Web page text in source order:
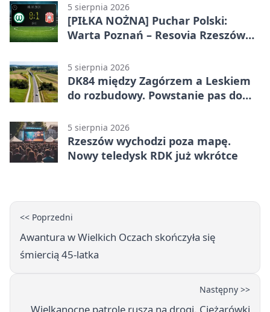
5 sierpnia 2026
[PIŁKA NOŻNA] Puchar Polski:
Warta Poznań – Resovia Rzeszów
pierwszoligowca
5 sierpnia 2026
DK84 między Zagórzem a Leskiem
do rozbudowy. Powstanie pas do
5 sierpnia 2026
Rzeszów wychodzi poza mapę.
Nowy teledysk RDK już wkrótce
<< Poprzedni
Awantura w Wielkich Oczach skończyła się
śmiercią 45-latka
Następny >>